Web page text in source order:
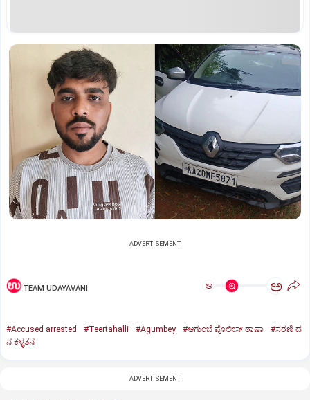
ADVERTISEMENT
TEAM UDAYAVANI ಅ ಅ
#Accused arrested #Teertahalli #Agumbey #ಆಗುಂಬೆ ಪೊಲೀಸ್ ಠಾಣಾ
#ಸರಣಿ ದ
ನ ಕಳ್ಳತನ
ADVERTISEMENT